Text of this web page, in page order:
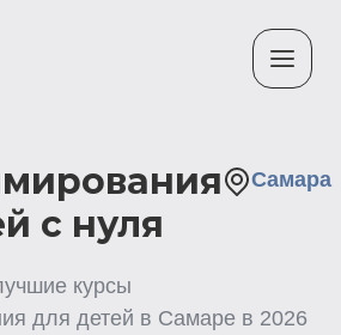
с нуля
Самара
курсы
для детей в Самаре в 2026